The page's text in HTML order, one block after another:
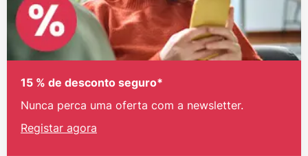
15 % de desconto seguro*
Nunca perca uma oferta com a newsletter.
Registar agora